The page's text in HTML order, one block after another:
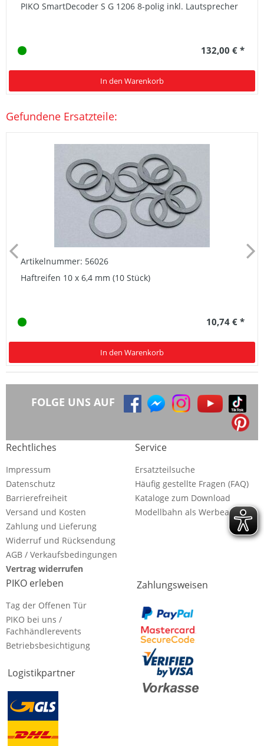
PIKO SmartDecoder S G 1206 8-polig inkl. Lautsprecher
132,00 € *
In den Warenkorb
Gefundene Ersatzteile:
Artikelnummer: 56026
Haftreifen 10 x 6,4 mm (10 Stück)
10,74 € *
In den Warenkorb
FOLGE UNS AUF
Rechtliches
Impressum
Datenschutz
Barrierefreiheit
Versand und Kosten
Zahlung und Lieferung
Widerruf und Rücksendung
AGB / Verkaufsbedingungen
Vertrag widerrufen
Service
Ersatzteilsuche
Häufig gestellte Fragen (FAQ)
Kataloge zum Download
Modellbahn als Werbeartikel
PIKO erleben
Tag der Offenen Tür
PIKO bei uns /
Fachhändlerevents
Betriebsbesichtigung
Logistikpartner
Zahlungsweisen